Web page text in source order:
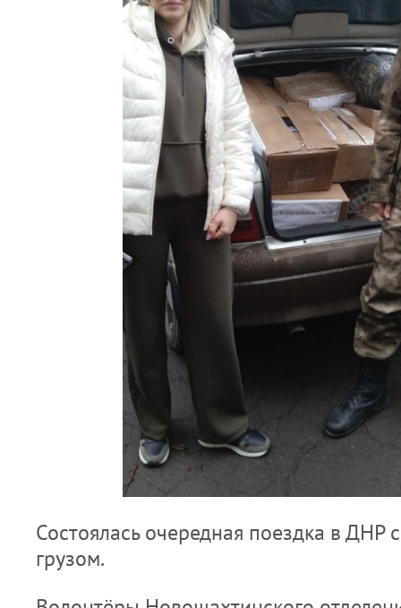
Состоялась очередная поездка в ДНР
грузом.